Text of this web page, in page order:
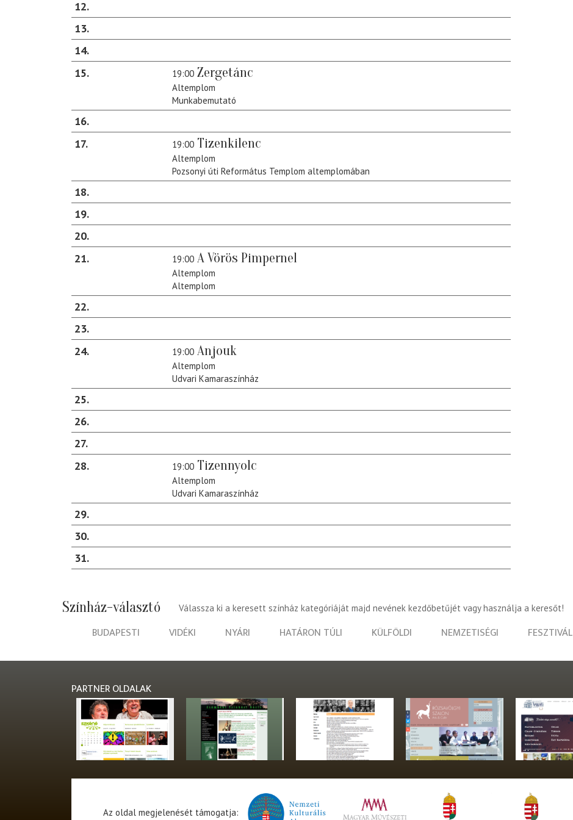
12
13
14
15
19:00 Zergetánc
Altemplom
Munkabemutató
16
17
19:00 Tizenkilenc
Altemplom
Pozsonyi úti Református Templom altemplomában
18
19
20
21
19:00 A Vörös Pimpernel
Altemplom
Altemplom
22
23
24
19:00 Anjouk
Altemplom
Udvari Kamaraszínház
25
26
27
28
19:00 Tizennyolc
Altemplom
Udvari Kamaraszínház
29
30
31
Színház-választó Válassza ki a keresett színház kategóriáját majd nevének kezdőbetűjét vagy használja a keresőt!
BUDAPESTI VIDÉKI NYÁRI HATÁRON TÚLI KÜLFÖLDI NEMZETISÉGI FESZTIVÁL
PARTNER OLDALAK
Az oldal megjelenését támogatja: